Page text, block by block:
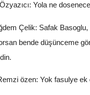
Yola ne
Çelik: Safak
bende düşünceme
özen: Yok fasulye